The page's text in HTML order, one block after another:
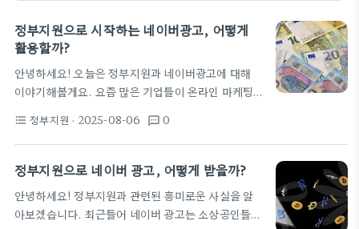
정부지원으로 시작하는 네이버광고, 어떻게
활용할까?
안녕하세요! 오늘은 정부지원과 네이버광고에 대해
이야기해볼게요. 요즘 많은 기업들이 온라인 마케팅
많습니다. 그런데 정부에서 제공하는 지원 프로그램
이 있다면 더 좋겠죠? 이번 글에서는 그 내용을 쉽게
설명해보겠습니다. 정부지원으로 네이버광고 활용하
팅 지원 프로그램을 운영하고 있어요. 여기서 저희가
주목해야 할 것은 네이버광고입니다. 네이버광고는
format_list_bulleted 정부지원 · 2025-08-06 textsms 0
정부지원으로 네이버 광고, 어떻게 받을까?
안녕하세요! 정부지원과 관련된 흥미로운 사실을 알
아보겠습니다. 최근들어 네이버 광고는 소상공인들에